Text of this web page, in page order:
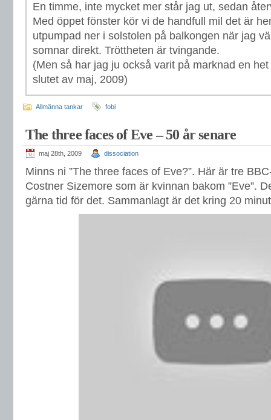
En timme, inte mycket mer står jag ut, sedan
Med öppet fönster kör vi de handfull mil det är
utpumpad ner i solstolen på balkongen när jag
somnar direkt. Tröttheten är tvingande.
(Men så har jag ju också varit på marknad en
slutet av maj, 2009)
Allmänna tankar fobi
The three faces of Eve – 50 år senare
maj 28th, 2009 dissociation
Minns ni ”The three faces of Eve?”. Här är tre
Costner Sizemore som är kvinnan bakom ”Eve”.
gärna tid för det. Sammanlagt är det kring 20